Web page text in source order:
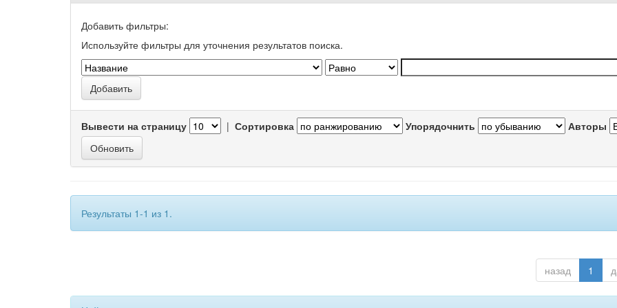
Добавить фильтры:
Используйте фильтры для уточнения результатов поиска.
Вывести на страницу | Сортировка Упорядочнить Авторы
Результаты 1-1 из 1.
назад 1